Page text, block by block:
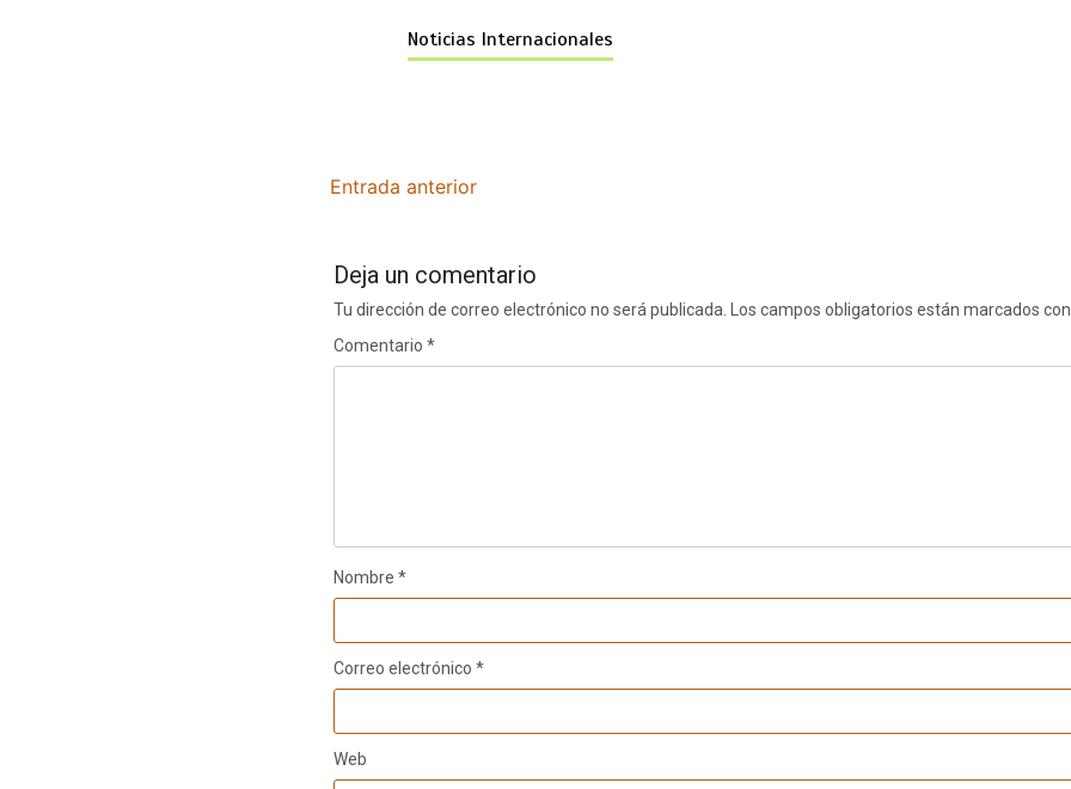
Noticias Internacionales
Entrada anterior
Deja un comentario
Tu dirección de correo electrónico no será publicada.
Los campos obligatorios están marcados
Comentario *
Nombre *
Correo electrónico *
Web